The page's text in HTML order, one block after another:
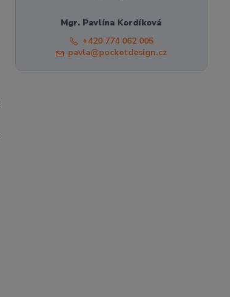
Mgr. Pavlína Kordíková
+420 774 062 005
pavla@pocketdesign.cz